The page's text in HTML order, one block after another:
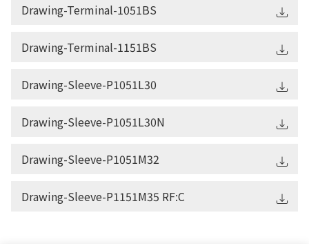
Drawing-Terminal-1051BS
Drawing-Terminal-1151BS
Drawing-Sleeve-P1051L30
Drawing-Sleeve-P1051L30N
Drawing-Sleeve-P1051M32
Drawing-Sleeve-P1151M35 RF:C